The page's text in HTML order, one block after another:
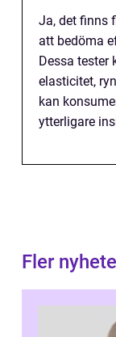
Ja, det finns
att bedöma
Dessa tester
elasticitet,
kan
ytterligare
Fler